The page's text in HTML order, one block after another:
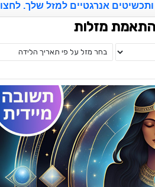
אנרגטיים למזל שלך. לחצו
התאמת מזלות